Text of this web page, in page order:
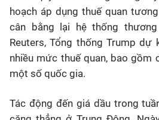
hoạch áp dụng thuế quan
cân bằng lại hệ thống
Reuters, Tổng thống Trump dự
nhiều mức thuế quan, bao gồm
một số quốc gia.
Tác động đến giá dầu trong